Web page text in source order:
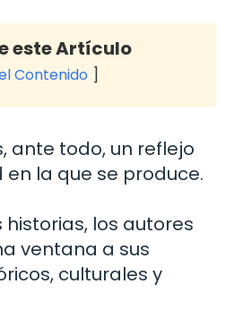
este Artículo
Contenido
ante todo, un reflejo
la que se produce.
los autores
ventana a sus
culturales y